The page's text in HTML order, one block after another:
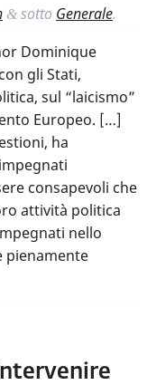
& sotto Generale.
Dominique
gli Stati,
sul “laicismo”
Europeo. […]
ha
consapevoli che
attività politica
nello
pienamente